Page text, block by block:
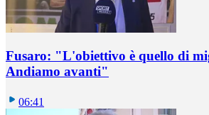
Fusaro: "L'obiettivo è quello di
Andiamo avanti"
06:41